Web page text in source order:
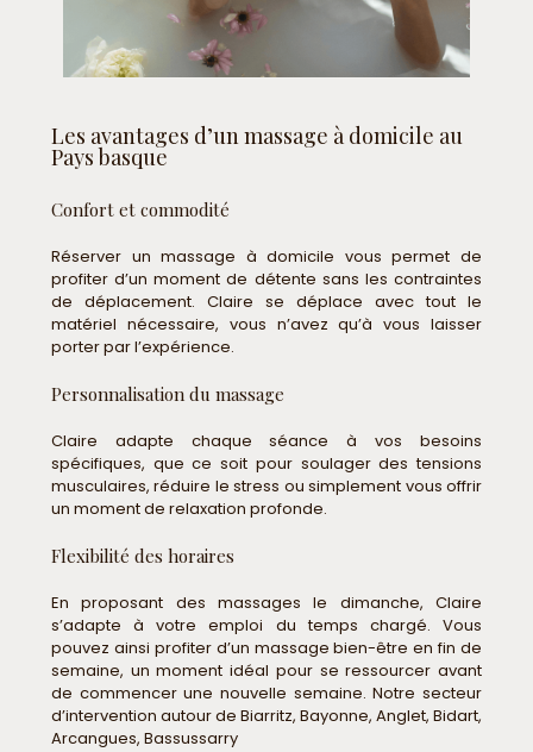
Les avantages d’un massage à domicile au
Pays basque
Confort et commodité
Réserver un massage à domicile vous permet de
profiter d’un moment de détente sans les contraintes
de déplacement. Claire se déplace avec tout le
matériel nécessaire, vous n’avez qu’à vous laisser
porter par l’expérience.
Personnalisation du massage
Claire adapte chaque séance à vos besoins
spécifiques, que ce soit pour soulager des tensions
musculaires, réduire le stress ou simplement vous offrir
un moment de relaxation profonde.
Flexibilité des horaires
En proposant des massages le dimanche, Claire
s’adapte à votre emploi du temps chargé. Vous
pouvez ainsi profiter d’un massage bien-être en fin de
semaine, un moment idéal pour se ressourcer avant
de commencer une nouvelle semaine. Notre secteur
d’intervention autour de Biarritz, Bayonne, Anglet, Bidart,
Arcangues, Bassussarry